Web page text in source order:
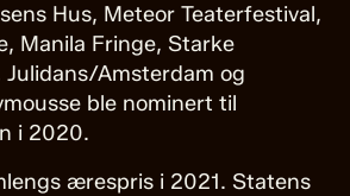
Hus, Meteor Teaterfestival,
Manila Fringe, Starke
Amsterdam og
ble nominert til
i 2020.
ærespris i 2021. Statens